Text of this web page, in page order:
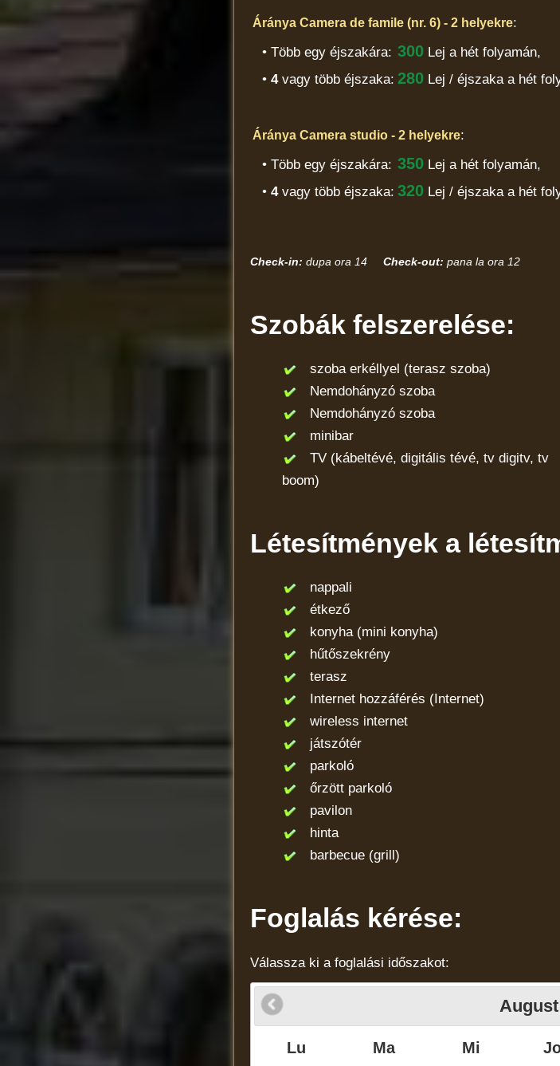
Áránya Camera de famile (nr. 6) - 2 helyekre:
• Több egy éjszakára: 300 Lej a hét folyamán,
• 4vagy több éjszaka: 280 Lej / éjszakaa hét
Áránya Camera studio - 2 helyekre:
• Több egy éjszakára: 350 Lej a hét folyamán,
• 4vagy több éjszaka: 320 Lej / éjszakaa hét
Check-in: dupa ora 14 Check-out: pana la ora 12
Szobák felszerelése:
szoba erkéllyel (terasz szoba)
Nemdohányzó szoba
Nemdohányzó szoba
minibar
TV (kábeltévé, digitális tévé, tv digitv, tv
boom)
Létesítmények a
nappali
étkező
konyha (mini konyha)
hűtőszekrény
terasz
Internet hozzáférés (Internet)
wireless internet
játszótér
parkoló
őrzött parkoló
pavilon
hinta
barbecue (grill)
Foglalás kérése:
Válassza ki a foglalási időszakot:
August
Lu Ma Mi